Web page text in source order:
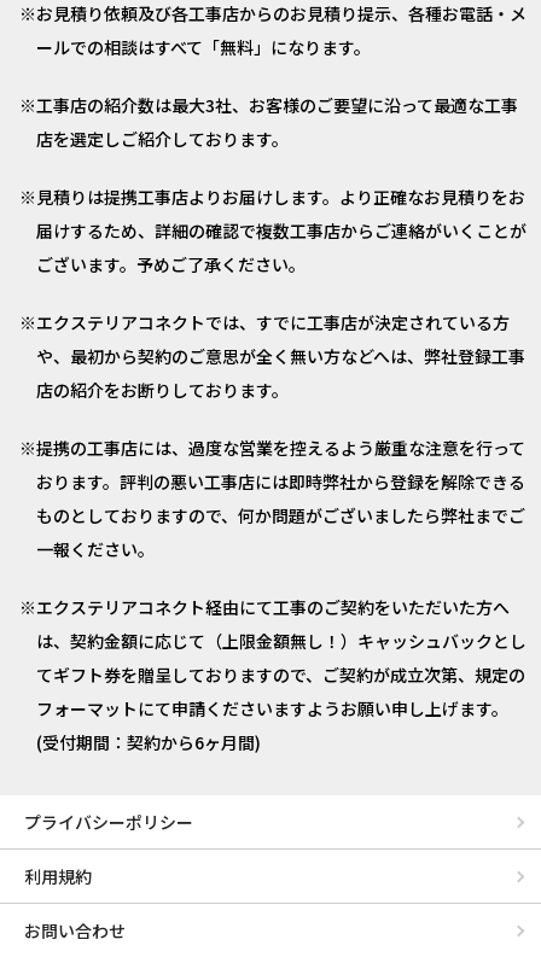
お見積り依頼及び各工事店からのお見積り提示、各種お電話・メ
ールでの相談はすべて「無料」になります。
工事店の紹介数は最大3社、お客様のご要望に沿って最適な工事
店を選定しご紹介しております。
見積りは提携工事店よりお届けします。より正確なお見積りをお
届けするため、詳細の確認で複数工事店からご連絡がいくことが
ございます。予めご了承ください。
エクステリアコネクトでは、すでに工事店が決定されている方
や、最初から契約のご意思が全く無い方などへは、弊社登録工事
店の紹介をお断りしております。
提携の工事店には、過度な営業を控えるよう厳重な注意を行って
おります。評判の悪い工事店には即時弊社から登録を解除できる
ものとしておりますので、何か問題がございましたら弊社までご
一報ください。
エクステリアコネクト経由にて工事のご契約をいただいた方へ
は、契約金額に応じて（上限金額無し！）キャッシュバックとし
てギフト券を贈呈しておりますので、ご契約が成立次第、規定の
フォーマットにて申請くださいますようお願い申し上げます。
(受付期間：契約から6ヶ月間)
プライバシーポリシー
利用規約
お問い合わせ